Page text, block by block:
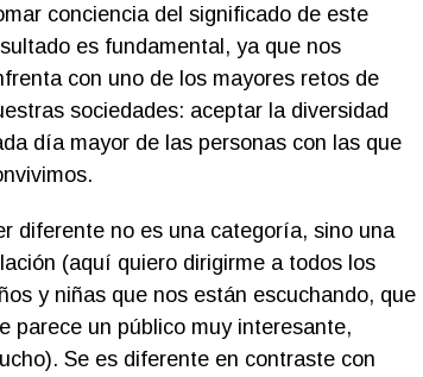
conciencia del significado de este
es fundamental, ya que nos
con uno de los mayores retos de
sociedades: aceptar la diversidad
día mayor de las personas con las que
diferente no es una categoría, sino una
(aquí quiero dirigirme a todos los
y niñas que nos están escuchando, que
parece un público muy interesante,
Se es diferente en contraste con